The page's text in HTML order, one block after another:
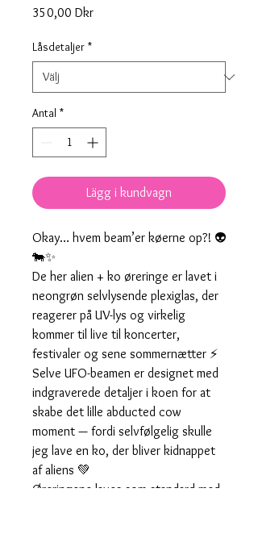
350,00 DkrPris
Låsdetaljer *
Antal *
Lägg i kundvagn
Okay… hvem beam’er køerne op?! 👽
🐄✨
De her alien + ko øreringe er lavet i
neongrøn selvlysende plexiglas, der
reagerer på UV-lys og virkelig
kommer til live til koncerter,
festivaler og sene sommernætter ⚡
Selve UFO-beamen er designet med
indgraverede detaljer i koen for at
skabe det lille abducted cow
moment — fordi selvfølgelig skulle
jeg lave en ko, der bliver kidnappet
af aliens 💚
Øreringene laves som standard med